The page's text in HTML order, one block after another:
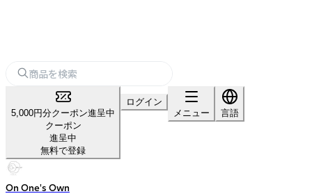
5,000円分クーポン進呈中
クーポン
進呈中
無料で登録
ログイン
メニュー
言語
On One's Own